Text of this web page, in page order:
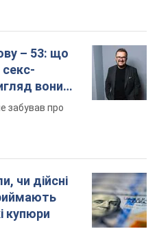
– 53: що
секс-
вони
забував про
чи дійсні
купюри